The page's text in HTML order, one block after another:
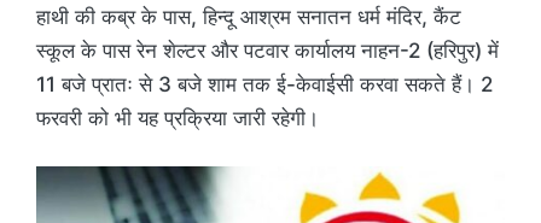
हाथी की कब्र के पास, हिन्दू आश्रम सनातन धर्म मंदिर, कैंट
स्कूल के पास रेन शेल्टर और पटवार कार्यालय नाहन-2 (हरिपुर) में
11 बजे प्रातः से 3 बजे शाम तक ई-केवाईसी करवा सकते हैं। 2
फरवरी को भी यह प्रक्रिया जारी रहेगी।